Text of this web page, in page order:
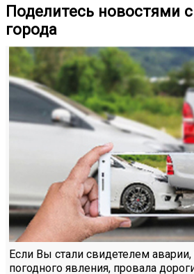
Поделитесь новостями
города
Если Вы стали свидетелем
погодного явления, провала